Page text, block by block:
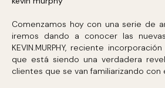
Comenzamos hoy con una serie de
iremos dando a conocer las
KEVIN.MURPHY, reciente
que está siendo una verdadera
clientes que se van familiarizando con